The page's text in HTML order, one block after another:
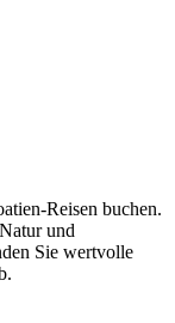
Reisen buchen.
und
Sie wertvolle